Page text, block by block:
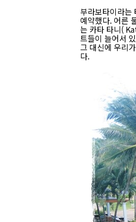
부라보타이라
예약했다. 어른
는 카타 타니(
트들이 늘어서
그 대신에 우리
다.